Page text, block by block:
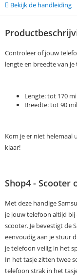
Bekijk de handleiding
Controleer of jouw
lengte en breedte van
Lengte: tot 170
Breedte: tot 90
Kom je er niet helemaal
klaar!
Shop4 - Scooter
Met deze handige
je jouw telefoon altijd
scooter. Je bevestigt de
eenvoudig aan je stuur
je telefoon veilig in het
In het tasje zitten twee
telefoon strak in het